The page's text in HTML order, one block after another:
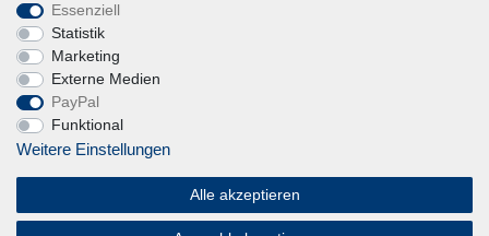
Blog
Datenschutzerklärung
Erklärung zur Barrierefreiheit
AGB
Impressum
Magic Feel
Essenziell
Statistik
Marketing
Externe Medien
PayPal
Funktional
Weitere Einstellungen
Alle akzeptieren